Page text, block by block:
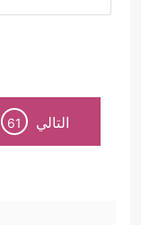
الانتماء
وقد
العريضة
التالي 61